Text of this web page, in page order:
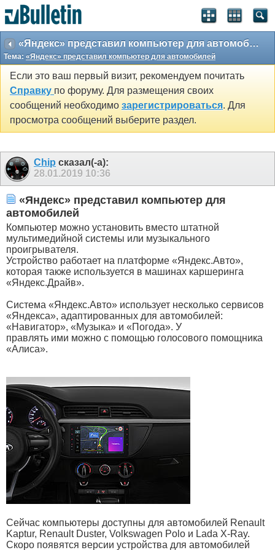
«Яндекс» представил компьютер для автомобилей
Тема: «Яндекс» представил компьютер для автомобилей
Если это ваш первый визит, рекомендуем почитать
Справку по форуму. Для размещения своих
сообщений необходимо зарегистрироваться. Для
просмотра сообщений выберите раздел.
Chip сказал(-а):
28.01.2019 10:36
«Яндекс» представил компьютер для
автомобилей
Компьютер можно установить вместо штатной
мультимедийной системы или музыкального
проигрывателя.
Устройство работает на платформе «Яндекс.Авто»,
которая также используется в машинах каршеринга
«Яндекс.Драйв».
Система «Яндекс.Авто» использует несколько сервисов
«Яндекса», адаптированных для автомобилей:
«Навигатор», «Музыка» и «Погода». У
правлять ими можно с помощью голосового помощника
«Алиса».
Сейчас компьютеры доступны для автомобилей Renault
Kaptur, Renault Duster, Volkswagen Polo и Lada X-Ray.
Скоро появятся версии устройства для автомобилей